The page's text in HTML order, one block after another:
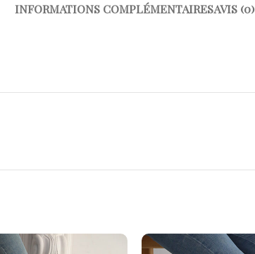
INFORMATIONS COMPLÉMENTAIRESAVIS (0)